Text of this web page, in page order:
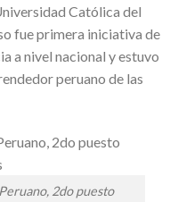
Católica del
fue primera iniciativa de
a nivel nacional y estuvo
peruano de las
2do puesto